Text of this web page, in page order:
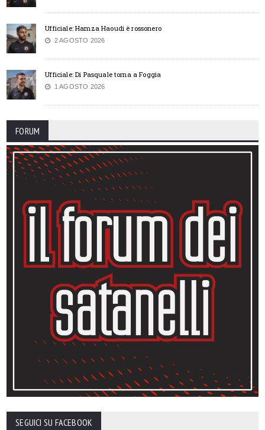
Ufficiale: Hamza Haoudi è rossonero
2 AGOSTO 2026
Ufficiale: Di Pasquale torna a Foggia
1 AGOSTO 2026
FORUM
SEGUICI SU FACEBOOK